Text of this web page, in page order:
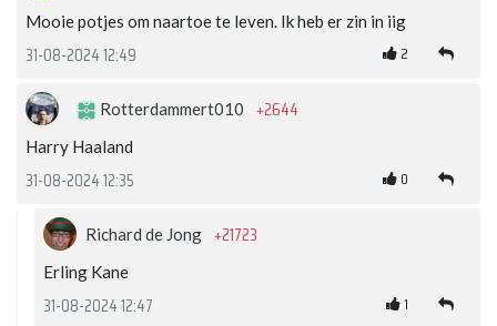
Mooie potjes om naartoe te leven. Ik heb er zin in iig
31-08-2024 12:49 2
Rotterdammert010 +2644
Harry Haaland
31-08-2024 12:35 0
Richard de Jong +21723
Erling Kane
31-08-2024 12:47 1